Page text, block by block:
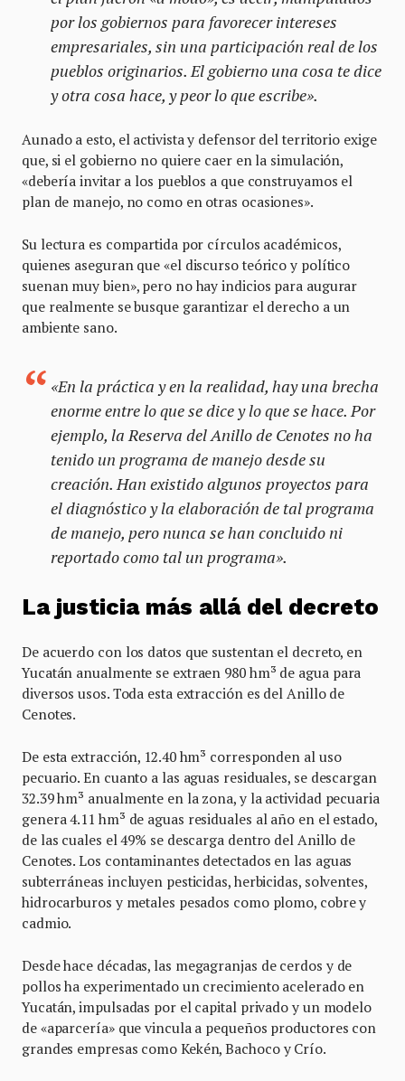
por los gobiernos para favorecer intereses
empresariales, sin una participación real de los
pueblos originarios. El gobierno una cosa te dice
y otra cosa hace, y peor lo que escribe».
Aunado a esto, el activista y defensor del territorio exige
que, si el gobierno no quiere caer en la simulación,
«debería invitar a los pueblos a que construyamos el
plan de manejo, no como en otras ocasiones».
Su lectura es compartida por círculos académicos,
quienes aseguran que «el discurso teórico y político
suenan muy bien», pero no hay indicios para augurar
que realmente se busque garantizar el derecho a un
ambiente sano.
«En la práctica y en la realidad, hay una brecha
enorme entre lo que se dice y lo que se hace. Por
ejemplo, la Reserva del Anillo de Cenotes no ha
tenido un programa de manejo desde su
creación. Han existido algunos proyectos para
el diagnóstico y la elaboración de tal programa
de manejo, pero nunca se han concluido ni
reportado como tal un programa».
La justicia más allá del decreto
De acuerdo con los datos que sustentan el decreto, en
Yucatán anualmente se extraen 980 hm³ de agua para
diversos usos. Toda esta extracción es del Anillo de
Cenotes.
De esta extracción, 12.40 hm³ corresponden al uso
pecuario. En cuanto a las aguas residuales, se descargan
32.39 hm³ anualmente en la zona, y la actividad pecuaria
genera 4.11 hm³ de aguas residuales al año en el estado,
de las cuales el 49% se descarga dentro del Anillo de
Cenotes. Los contaminantes detectados en las aguas
subterráneas incluyen pesticidas, herbicidas, solventes,
hidrocarburos y metales pesados como plomo, cobre y
cadmio.
Desde hace décadas, las megagranjas de cerdos y de
pollos ha experimentado un crecimiento acelerado en
Yucatán, impulsadas por el capital privado y un modelo
de «aparcería» que vincula a pequeños productores con
grandes empresas como Kekén, Bachoco y Crío.